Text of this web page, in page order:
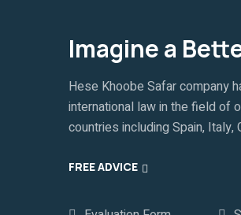
Imagine a
Hese Khoobe Safar company
international law in the field of
countries including Spain, Italy,
FREE ADVICE